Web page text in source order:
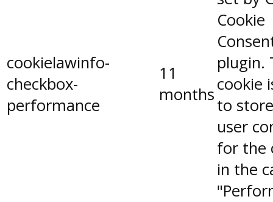
cookielawinfo-
checkbox-
performance
11
months
Cookie
plugin.
cookie
to
user
for the
in the